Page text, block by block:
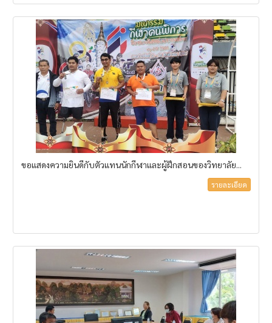
ขอแสดงความยินดีกับตัวแทนนักกีฬาและผู้ฝึกสอนของวิทยาลัย...
รายละเอียด